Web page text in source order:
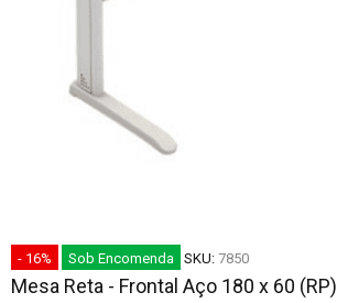
- 16% Sob Encomenda SKU: 7850
Mesa Reta - Frontal Aço 180 x 60 (RP)